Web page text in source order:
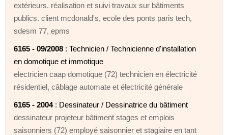
extérieurs. réalisation et suivi travaux sur bâtiments
publics. client mcdonald's, ecole des ponts paris tech,
sdesm 77, epms
6165 - 09/2008 : Technicien / Technicienne d'installation
en domotique et immotique
electricien caap domotique (72) technicien en électricité
résidentiel, câblage automate et électricité générale
6165 - 2004: Dessinateur / Dessinatrice du bâtiment
dessinateur projeteur bâtiment stages et emplois
saisonniers (72) employé saisonnier et stagiaire en tant